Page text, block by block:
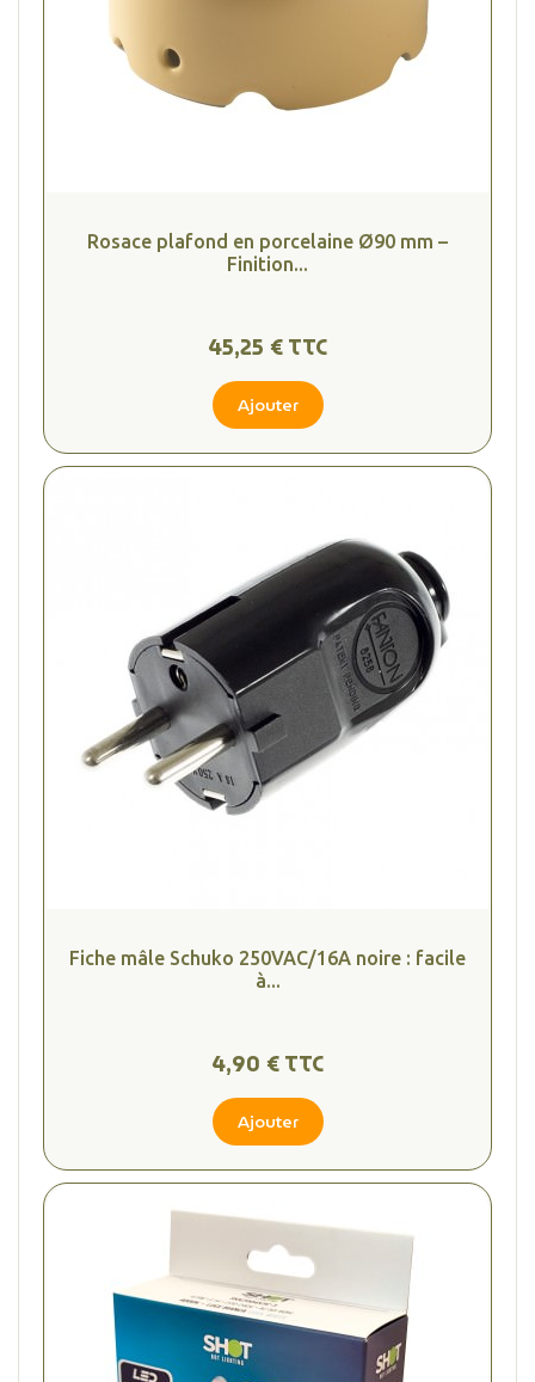
Rosace plafond en porcelaine Ø90 mm –
Finition...
45,25 € TTC
Ajouter
Fiche mâle Schuko 250VAC/16A noire : facile
à...
4,90 € TTC
Ajouter